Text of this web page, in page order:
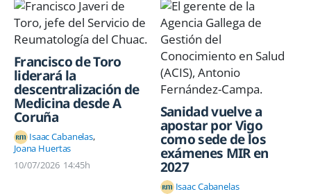
Francisco de Toro
liderará la
descentralización de
Medicina desde A
Coruña
Isaac Cabanelas
Joana Huertas
10/07/2026 14:45h
Sanidad vuelve a
apostar por Vigo
como sede de los
exámenes MIR en
2027
Isaac Cabanelas